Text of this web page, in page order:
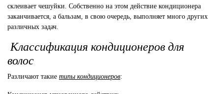
склеивает чешуйки. Собственно на этом действие кондиционера
заканчивается, а бальзам, в свою очередь, выполняет много других
различных задач.
Классификация кондиционеров для
волос
Различают такие типы кондиционеров: